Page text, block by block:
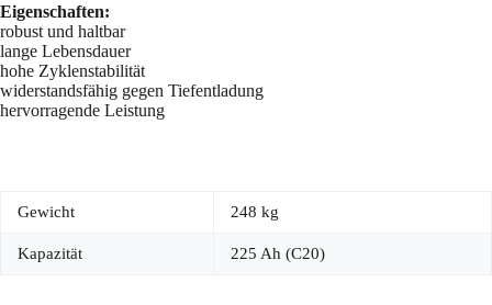
Eigenschaften:
robust und haltbar
lange Lebensdauer
hohe Zyklenstabilität
widerstandsfähig gegen Tiefentladung
hervorragende Leistung
Gewicht 248 kg
Kapazität 225 Ah (C20)